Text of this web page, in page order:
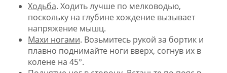
Ходьба. Ходить лучше по мелководью,
поскольку на глубине хождение вызывает
напряжение мышц.
Махи ногами. Возьмитесь рукой за бортик и
плавно поднимайте ноги вверх, согнув их в
колене на 45°.